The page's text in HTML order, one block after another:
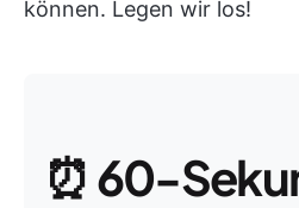
können. Legen wir los!
⏰60-